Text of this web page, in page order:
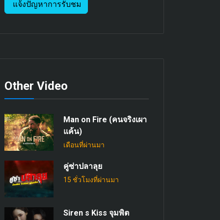
แจ้งปัญหาการรับชม
Other Video
Man on Fire (คนจริงเผา
แค้น)
เดือนที่ผ่านมา
คู่ซ่าปลาลุย
15 ชั่วโมงที่ผ่านมา
Siren s Kiss จุมพิต